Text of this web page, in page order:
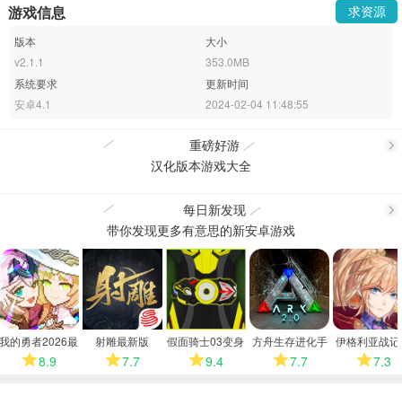
游戏信息 求资源
版本
v2.1.1
大小
353.0MB
系统要求
安卓4.1
更新时间
2024-02-04 11:48:55
重磅好游
多
汉化版本游戏大全
每日新发现
多
带你发现更多有意思的新安卓游戏
我的勇者2026最
新版8.9
射雕最新版
7.7
假面骑士03变身
模拟器
9.4
方舟生存进化手
机版7.7
伊格利亚战
卓版7.3